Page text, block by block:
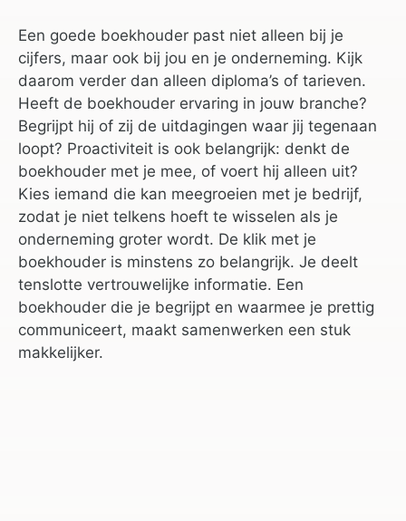
Een goede boekhouder past niet alleen bij je
cijfers, maar ook bij jou en je onderneming. Kijk
daarom verder dan alleen diploma’s of tarieven.
Heeft de boekhouder ervaring in jouw branche?
Begrijpt hij of zij de uitdagingen waar jij tegenaan
loopt? Proactiviteit is ook belangrijk: denkt de
boekhouder met je mee, of voert hij alleen uit?
Kies iemand die kan meegroeien met je bedrijf,
zodat je niet telkens hoeft te wisselen als je
onderneming groter wordt. De klik met je
boekhouder is minstens zo belangrijk. Je deelt
tenslotte vertrouwelijke informatie. Een
boekhouder die je begrijpt en waarmee je prettig
communiceert, maakt samenwerken een stuk
makkelijker.